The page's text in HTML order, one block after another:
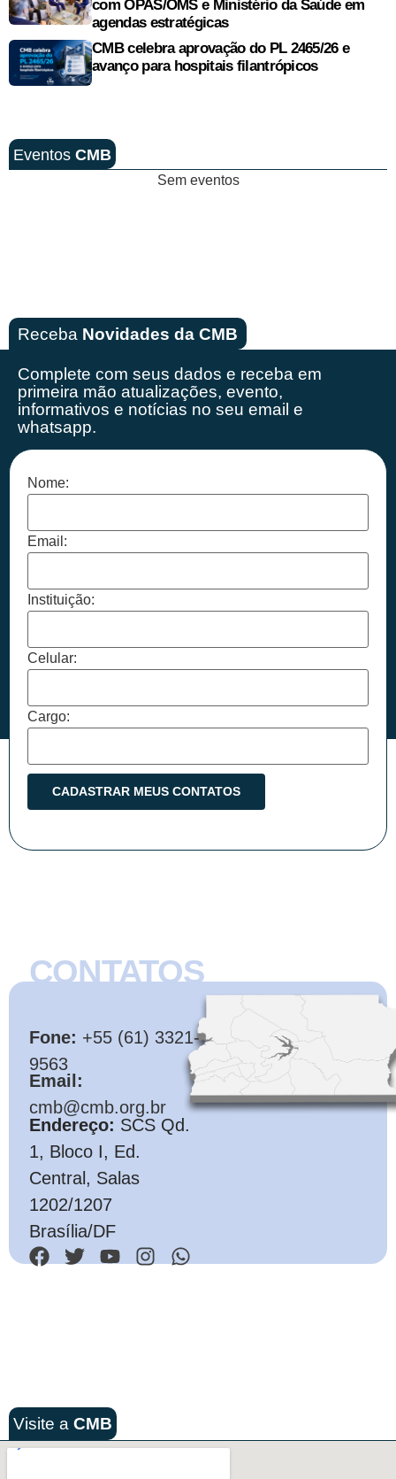
com OPAS/OMS e Ministério da Saúde em
agendas estratégicas
CMB celebra aprovação do PL 2465/26 e
avanço para hospitais filantrópicos
Eventos CMB
Sem eventos
Receba Novidades da CMB
Complete com seus dados e receba em
primeira mão atualizações, evento,
informativos e notícias no seu email e
whatsapp.
Nome:
Email:
Instituição:
Celular:
Cargo:
CONTATOS
Fone: +55 (61) 3321-
9563
Email:
cmb@cmb.org.br
Endereço: SCS Qd.
1, Bloco I, Ed.
Central, Salas
1202/1207
Brasília/DF
Visite a CMB